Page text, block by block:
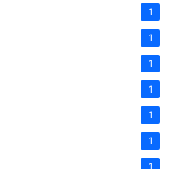
1
1
1
1
1
1
1